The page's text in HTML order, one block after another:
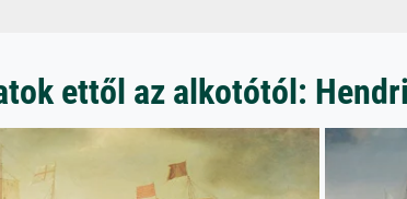
ettől az alkotótól: